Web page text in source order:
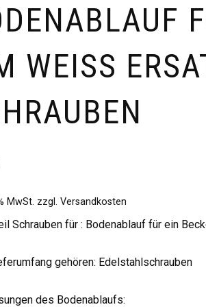
WEISS
MwSt. zzgl.Versandkosten
Schrauben für : Bodenablauf für ein
gehören: Edelstahlschrauben
des Bodenablaufs: